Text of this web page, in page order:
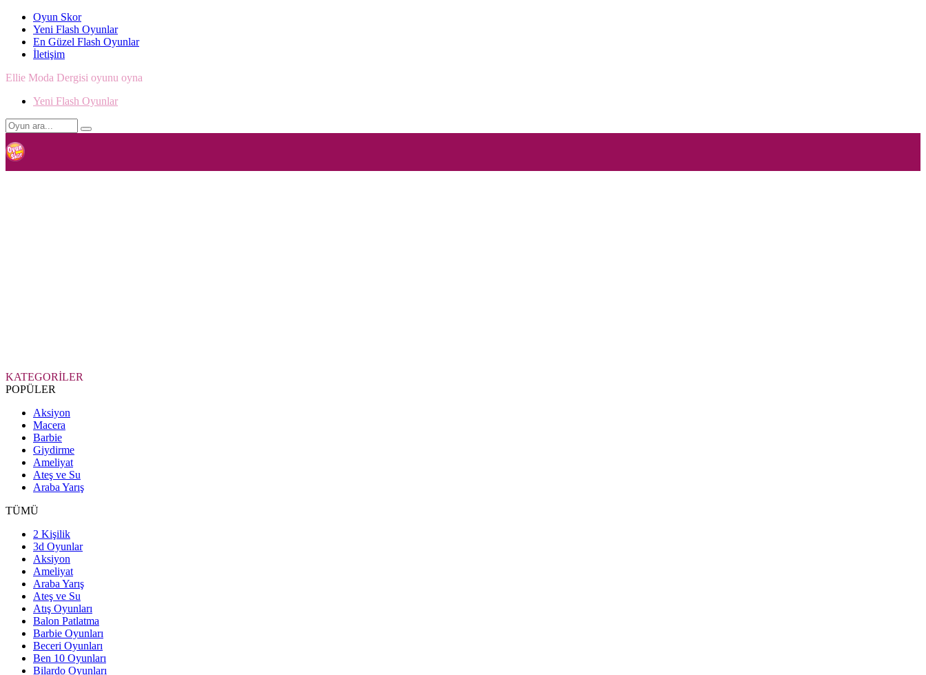
Oyun Skor
Yeni Flash Oyunlar
En Güzel Flash Oyunlar
İletişim
Ellie Moda Dergisi oyunu oyna
Yeni Flash Oyunlar
KATEGORİLER
POPÜLER
Aksiyon
Macera
Barbie
Giydirme
Ameliyat
Ateş ve Su
Araba Yarış
TÜMÜ
2 Kişilik
3d Oyunlar
Aksiyon
Ameliyat
Araba Yarış
Ateş ve Su
Atış Oyunları
Balon Patlatma
Barbie Oyunları
Beceri Oyunları
Ben 10 Oyunları
Bilardo Oyunları